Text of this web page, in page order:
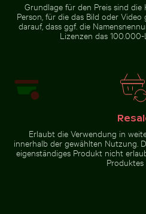
Grundlage für den Preis sind
Person, für die das Bild oder
darauf, dass ggf. die
Lizenzen das 100.000-
Erlaubt die Verwendung in
innerhalb der gewählten Nutzung.
eigenständiges Produkt nicht
Produktes